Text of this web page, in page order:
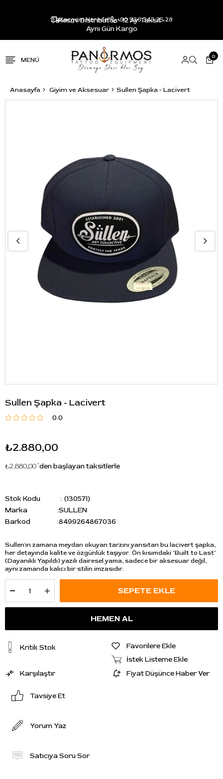
Resmi Distribütör - 12 Ay Taksit -
Aynı Gün Kargo
Kargom Nerede? +90 536 343 25 28
0
Anasayfa Giyim ve Aksesuar Sullen Şapka - Lacivert
Sullen Şapka - Lacivert
0.0
₺2.880,00
₺2.880,00`den başlayan taksitlerle
Stok Kodu
(130571)
Marka
:SULLEN
Barkod
:8499264867036
Sullen'ın zamana meydan okuyan tarzını yansıtan bu lacivert şapka,
her detayında kalite ve özgünlük taşıyor. Ön kısımdaki "Built to Last"
(Dayanıklı Yapıldı) yazılı dairesel yama, sadece bir aksesuar değil,
aynı zamanda kalıcı bir stilin imzasıdır.
Kritik Stok
Favorilere Ekle
İstek Listeme Ekle
Karşılaştır
Fiyat Düşünce Haber Ver
Tavsiye Et
Yorum Yaz
Satıcıya Soru Sor